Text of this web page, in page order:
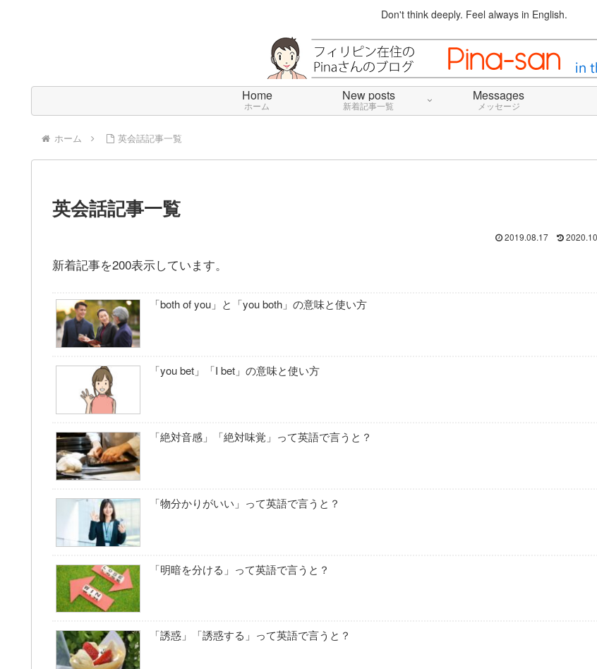
Don't think deeply. Feel always in English.
Home
ホーム
New posts
新着記事一覧
Messages
メッセージ
ホーム 英会話記事一覧
英会話記事一覧
2019.08.17
新着記事を200表示しています。
「both of you」と「you both」の意味と使い方
「you bet」「I bet」の意味と使い方
「絶対音感」「絶対味覚」って英語で言うと？
「物分かりがいい」って英語で言うと？
「明暗を分ける」って英語で言うと？
「誘惑」「誘惑する」って英語で言うと？